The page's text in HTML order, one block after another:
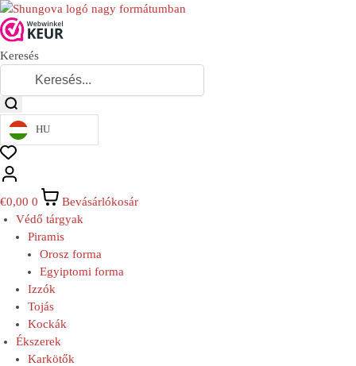
Keresés
HU
€0,00 0
Bevásárlókosár
Védő tárgyak
Piramis
Orosz forma
Egyiptomi forma
Izzók
Tojás
Kockák
Ékszerek
Karkötők